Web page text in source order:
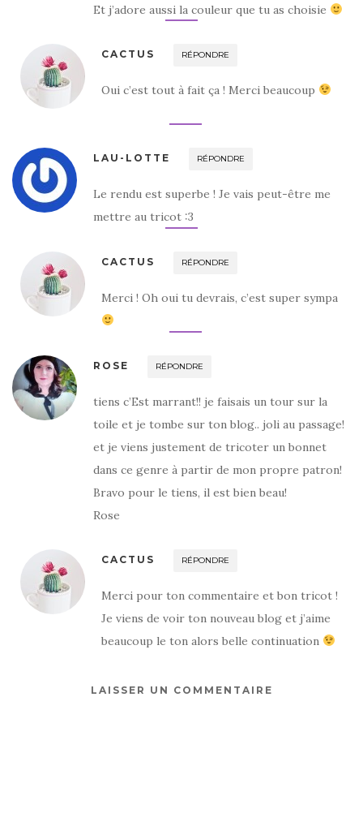
Et j’adore aussi la couleur que tu as choisie
CACTUS RÉPONDRE
Oui c’est tout à fait ça ! Merci beaucoup
LAU-LOTTE RÉPONDRE
Le rendu est superbe ! Je vais peut-être me
mettre au tricot :3
CACTUS RÉPONDRE
Merci ! Oh oui tu devrais, c’est super sympa
ROSE RÉPONDRE
tiens c’Est marrant!! je faisais un tour sur la
toile et je tombe sur ton blog.. joli au passage!
et je viens justement de tricoter un bonnet
dans ce genre à partir de mon propre patron!
Bravo pour le tiens, il est bien beau!
Rose
CACTUS RÉPONDRE
Merci pour ton commentaire et bon tricot !
Je viens de voir ton nouveau blog et j’aime
beaucoup le ton alors belle continuation
LAISSER UN COMMENTAIRE